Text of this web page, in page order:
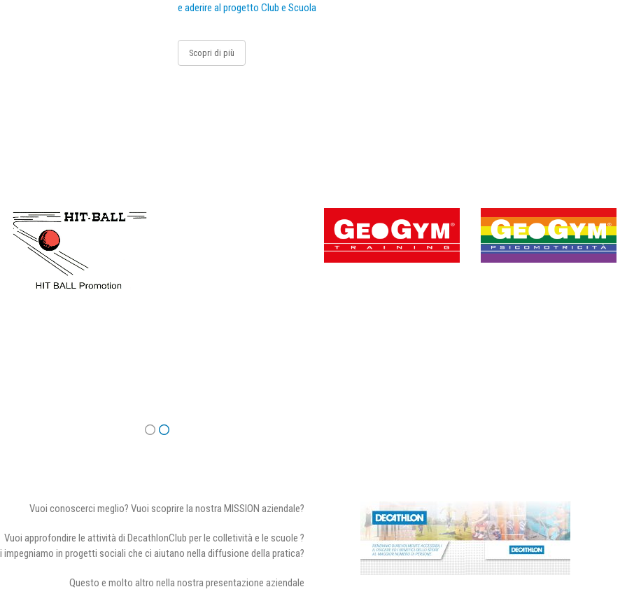
e aderire al progetto Club e Scuola
Scopri di più
Vuoi conoscerci meglio? Vuoi scoprire la nostra MISSION aziendale?
Vuoi approfondire le attività di DecathlonClub per le colletività e le scuole ?
impegniamo in progetti sociali che ci aiutano nella diffusione della pratica?
Questo e molto altro nella nostra presentazione aziendale